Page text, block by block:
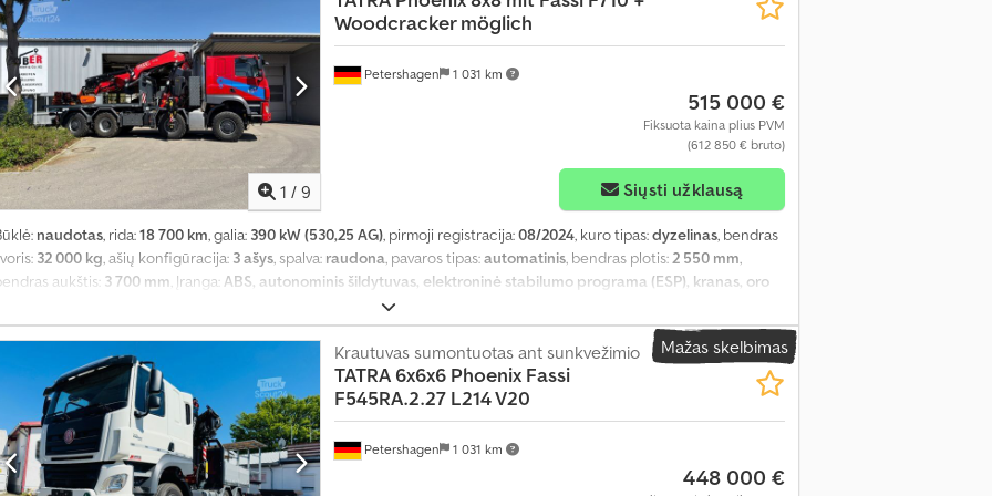
1 / 9
Petershagen 1 031 km
Woodcracker möglich
515 000 €
Fiksuota kaina plius PVM
(612 850 € bruto)
Siųsti užklausą
naudotas, rida:18 700 km, galia: 390 kW (530,25 AG), pirmoji registracija:08/2024, kuro tipas:dyzelinas, bendras
32 000 kg, ašių konfigūracija: 3 ašys, spalva: raudona, pavaros tipas:automatinis, bendras plotis:2 550 mm,
aukštis: 3 700 mm, Įranga: ABS, autonominis šildytuvas, elektroninė stabilumo programa (ESP), kranas, oro
Mažas skelbimas
Petershagen 1 031 km
Krautuvas sumontuotas ant sunkvežimio
TATRA 6x6x6 Phoenix Fassi
F545RA.2.27 L214 V20
448 000 €
K
a
m
n
e
s
d